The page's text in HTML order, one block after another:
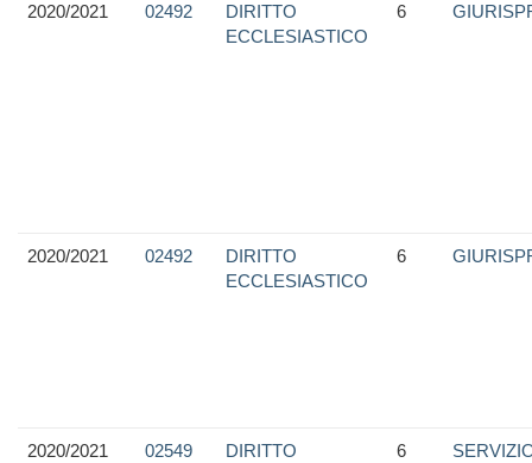
2020/2021 02492
DIRITTO
ECCLESIASTICO
6
2020/2021 02492
DIRITTO
ECCLESIASTICO
6
2020/2021 02549
DIRITTO
6